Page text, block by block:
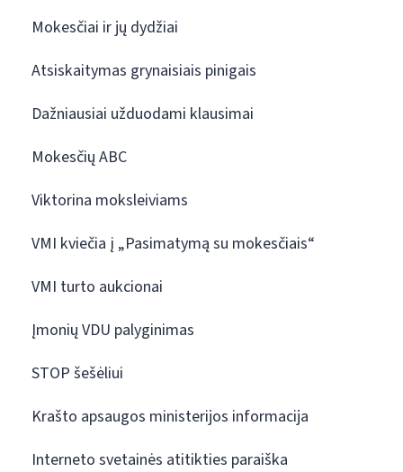
Mokesčiai ir jų dydžiai
Atsiskaitymas grynaisiais pinigais
Dažniausiai užduodami klausimai
Mokesčių ABC
Viktorina moksleiviams
VMI kviečia į „Pasimatymą su mokesčiais“
VMI turto aukcionai
Įmonių VDU palyginimas
STOP šešėliui
Krašto apsaugos ministerijos informacija
Interneto svetainės atitikties paraiška